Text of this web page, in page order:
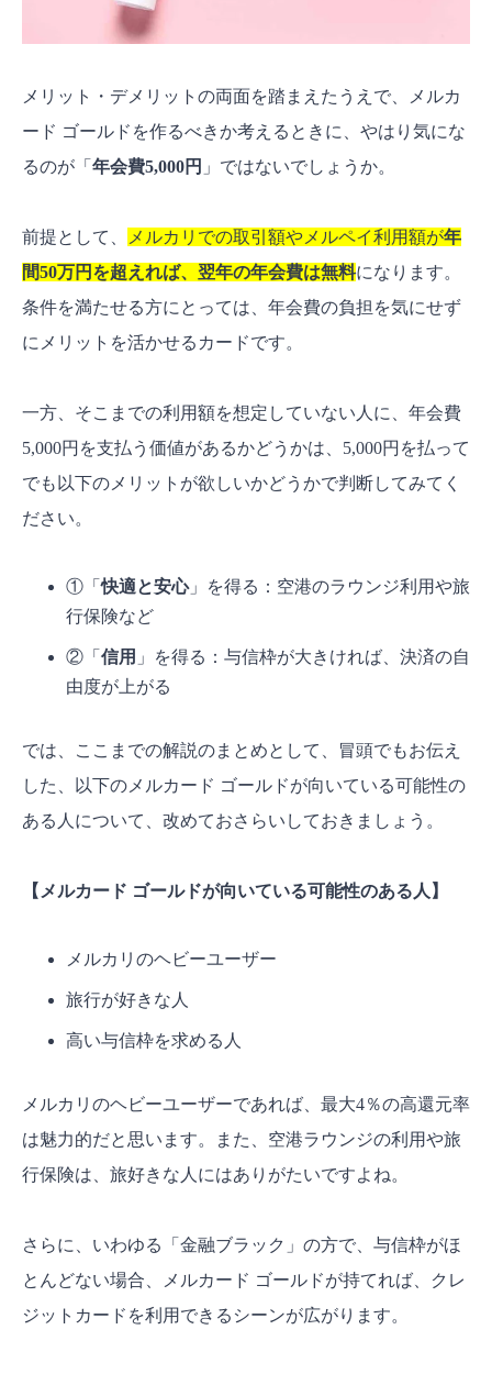
メリット・デメリットの両面を踏まえたうえで、メルカ
ード ゴールドを作るべきか考えるときに、やはり気にな
るのが「 年会費5,000円 」ではないでしょうか。
前提として、 メルカリでの取引額やメルペイ利用額が年
間50万円を超えれば、翌年の年会費は無料になります。
条件を満たせる方にとっては、年会費の負担を気にせず
にメリットを活かせるカードです。
一方、そこまでの利用額を想定していない人に、年会費
5,000円を支払う価値があるかどうかは、5,000円を払って
でも以下のメリットが欲しいかどうかで判断してみてく
ださい。
①「快適と安心」を得る：空港のラウンジ利用や旅
行保険など
②「 信用 」を得る：与信枠が大きければ、決済の自
由度が上がる
では、ここまでの解説のまとめとして、冒頭でもお伝え
した、以下のメルカード ゴールドが向いている可能性の
ある人について、改めておさらいしておきましょう。
【メルカード ゴールドが向いている可能性のある人】
メルカリのヘビーユーザー
旅行が好きな人
高い与信枠を求める人
メルカリのヘビーユーザーであれば、最大4％の高還元率
は魅力的だと思います。また、空港ラウンジの利用や旅
行保険は、旅好きな人にはありがたいですよね。
さらに、いわゆる「金融ブラック」の方で、与信枠がほ
とんどない場合、メルカード ゴールドが持てれば、クレ
ジットカードを利用できるシーンが広がります。